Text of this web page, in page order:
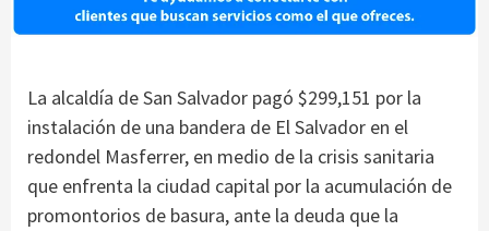
La alcaldía de San Salvador pagó $299,151 por la
instalación de una bandera de El Salvador en el
redondel Masferrer, en medio de la crisis sanitaria
que enfrenta la ciudad capital por la acumulación de
promontorios de basura, ante la deuda que la